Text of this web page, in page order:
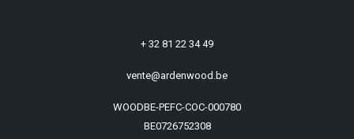
+ 32 81 22 34 49
vente@ardenwood.be
WOODBE-PEFC-COC-000780
BE0726752308